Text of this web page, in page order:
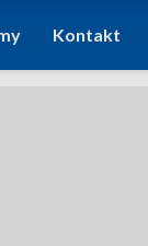
Kontakt